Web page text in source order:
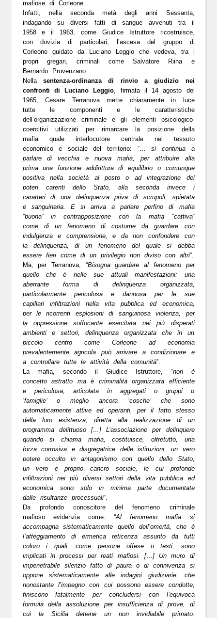
mafiose di Corleone.
Infatti, nella seconda metà degli anni Sessanta,
indagando su diversi fatti di sangue avvenuti tra il
1958 e il 1963, come Giudice Istruttore ricostruisce,
con dovizia di particolari, l’ascesa del gruppo di
Corleone guidato da Luciano Leggio che vedeva, tra i
propri gregari, criminali come Salvatore Riina e
Bernardo Provenzano.
Nella sentenza-ordinanza di rinvio a giudizio nei
confronti di Luciano Leggio , firmata il 14 agosto del
1965, Cesare Terranova mette chiaramente in luce
tutte le componenti e le caratteristiche
dell’organizzazione criminale e gli elementi psicologico-
coercitivi utilizzati per rimarcare la posizione della
mafia quale interlocutore centrale nel tessuto
economico e sociale del territorio: “… si continua a
parlare di vecchia e nuova mafia, per attribuire alla
prima una funzione addirittura di equilibrio o comunque
positiva nella società al posto o ad integrazione dei
poteri carenti dello Stato, alla seconda invece i
caratteri di una delinquenza priva di scrupoli, spietata
e sanguinaria. E si arriva a parlare perfino di mafia
“buona” in contrapposizione con la mafia “cattiva”
come di un fenomeno di costume da guardare con
indulgenza e comprensione, e da non confondere con
la delinquenza, di un fenomeno del quale si debba
essere fieri come di un privilegio non diviso con altri“.
Ma, per Terranova, “Bisogna guardare al fenomeno per
quello che è nelle sue attuali manifestazioni: una
aberrante forma di delinquenza organizzata,
particolarmente pericolosa e dannosa per le sue
capillari infiltrazioni nella vita pubblica ed economica,
per le ricorrenti esplosioni di sanguinosa violenza, per
la oppressione soffocante esercitata nei più disperati
ambienti e settori, delinquenza organizzata che in un
piccolo centro come Corleone ad economia
prevalentemente agricola può arrivare a condizionare e
a controllare tutte le attività della comunità”.
La mafia, secondo il Giudice Istruttore, “non è
concetto astratto ma è criminalità organizzata efficiente
e pericolosa, articolata in aggregati o gruppi o
‘famiglie’ o meglio ancora ‘cosche’ che sono
automaticamente attive ed operanti, per il fatto stesso
della loro esistenza, diretta alla realizzazione di un
programma delittuoso […] L’associazione per delinquere
quando si chiama mafia, costituisce, oltretutto, una
forza corrosiva e disgregatrice delle istituzioni, un vero
potere occulto in antagonismo con quello dello Stato,
un vero e proprio cancro sociale, le cui profonde
infiltrazioni nei più diversi settori della vita pubblica ed
economica sono solo in minima parte documentate
dalle risultanze processuali“.
Da profondo conoscitore del fenomeno criminale
mafioso evidenzia come: “Al fenomeno mafia si
accompagna sistematicamente quello dell’omertà, che è
l’atteggiamento di ermetica reticenza assunto da tutti
coloro i quali, come persone offese o testi, sono
implicati in processi per reati mafiosi. […] Un muro di
impenetrabile silenzio fatto di paura o di connivenza si
oppone sistematicamente alle indagini giudiziarie, che
nonostante l’impegno con cui possono essere condotte,
finiscono fatalmente per concludersi con l’equivoca
formula della assoluzione per insufficienza di prove, di
cui la Sicilia detiene un non invidiabile primato.